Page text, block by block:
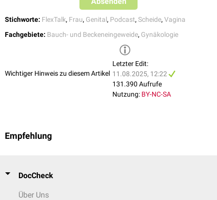
==Bildquelle==*Bildquelle Podcast: © Brigitte Tohm /Pexels
Stichworte: FlexTalk, Frau, Genital, Podcast, Scheide, Vagina
Fachgebiete: Bauch- und Beckeneingeweide, Gynäkologie
Wichtiger Hinweis zu diesem Artikel
Letzter Edit:
11.08.2025, 12:22
131.390 Aufrufe
Nutzung: BY-NC-SA
Empfehlung
DocCheck
Über Uns